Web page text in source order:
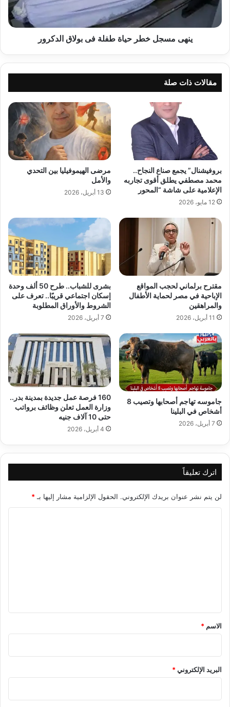
بولاق
الدكرور
ينهى مسجل خطر حياة طفلة فى بولاق الدكرور
مقالات ذات صلة
بروفيشنال” يجمع صناع النجاح..
محمد مصطفي يطلق أقوى تجاربه
الإعلامية على شاشة “المحور
12 مايو، 2026
مرضى الهيموفيليا بين التحدي
والأمل
13 أبريل، 2026
مقترح برلماني لحجب المواقع
الإباحية في مصر لحماية الأطفال
والمراهقين
11 أبريل، 2026
بشرى للشباب.. طرح 50 ألف وحدة
إسكان اجتماعي قريبًا.. تعرف على
الشروط والأوراق المطلوبة
7 أبريل، 2026
جاموسه تهاجم أصحابها وتصيب 8
أشخاص في البلينا
7 أبريل، 2026
160 فرصة عمل جديدة بمدينة بدر..
وزارة العمل تعلن وظائف برواتب
حتى 10 آلاف جنيه
4 أبريل، 2026
اترك تعليقاً
لن يتم نشر عنوان بريدك الإلكتروني. الحقول الإلزامية مشار إليها بـ *
*
الاسم *
البريد الإلكتروني*